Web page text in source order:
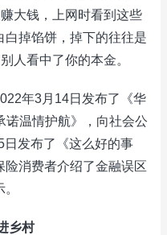
大钱，上网时看到这些
掉馅饼，掉下的往往是
人看中了你的本金。
年3月14日发布了《华
诺温情护航》，向社会公
发布了《这么好的事
险消费者介绍了金融误区
乡村